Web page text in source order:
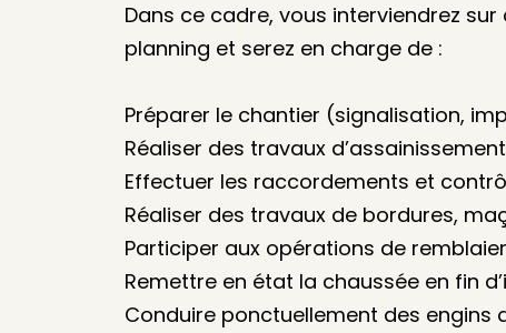
Dans ce cadre, vous interviendrez
planning et serez en charge de :
Préparer le chantier (signalisation,
Réaliser des travaux
Effectuer les raccordements et
Réaliser des travaux de bordures,
Participer aux opérations de
Remettre en état la chaussée en fin
Conduire ponctuellement des engins